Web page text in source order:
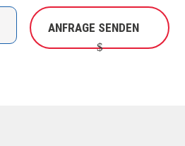
ANFRAGE SENDEN